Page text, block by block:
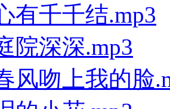
有千千结.mp3
院深深.mp3
风吻上我的脸